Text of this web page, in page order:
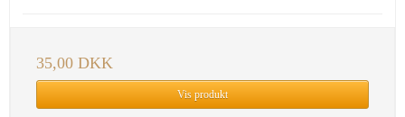
35,00 DKK
Vis produkt